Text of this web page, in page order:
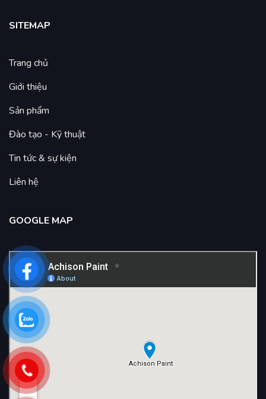
SITEMAP
Trang chủ
Giới thiệu
Sản phẩm
Đào tạo - Kỹ thuật
Tin tức & sự kiện
Liên hệ
GOOGLE MAP